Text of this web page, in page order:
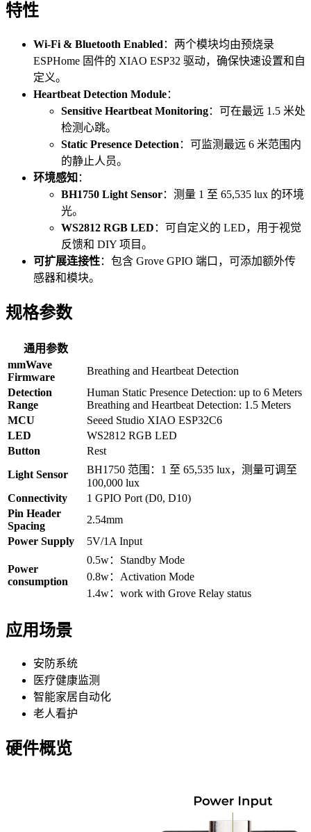
特性
Wi-Fi & Bluetooth Enabled ：两个模块均由预烧录
ESPHome 固件的 XIAO ESP32 驱动，确保快速设置和自
定义。
Heartbeat Detection Module：
Sensitive Heartbeat Monitoring：可在最远 1.5 米处
检测心跳。
Static Presence Detection ：可监测最远 6 米范围内
的静止人员。
环境感知 ：
BH1750 Light Sensor：测量 1 至 65,535 lux 的环境
光。
WS2812 RGB LED ：可自定义的 LED，用于视觉
反馈和 DIY 项目。
可扩展连接性：包含 Grove GPIO 端口，可添加额外传
感器和模块。
规格参数
通用参数
mmWave
Firmware
Breathing and Heartbeat Detection
Detection
Range
Human Static Presence Detection: up to 6 Meters
Breathing and Heartbeat Detection: 1.5 Meters
MCU
Seeed Studio XIAO ESP32C6
LED
WS2812 RGB LED
Button
Rest
Light Sensor
BH1750 范围：1 至 65,535 lux，测量可调至
100,000 lux
Connectivity
1 GPIO Port (D0, D10)
Pin Header
Spacing
2.54mm
Power Supply
5V/1A Input
Power
consumption
0.5w：Standby Mode
0.8w：Activation Mode
1.4w：work with Grove Relay status
应用场景
安防系统
医疗健康监测
智能家居自动化
老人看护
硬件概览